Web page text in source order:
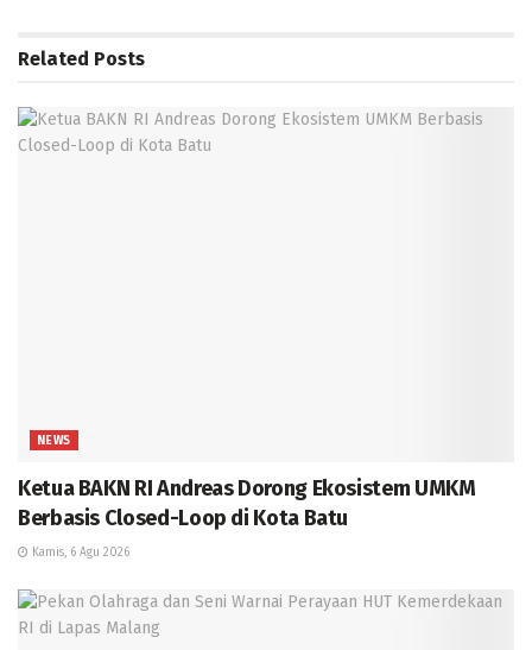
Related Posts
NEWS
Ketua BAKN RI Andreas Dorong Ekosistem UMKM
Berbasis Closed-Loop di Kota Batu
Kamis, 6 Agu 2026